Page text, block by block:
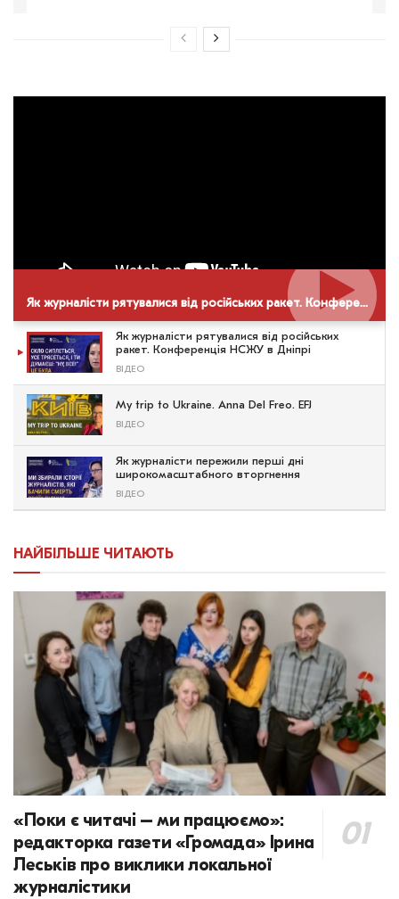
Як журналісти рятувалися від російських ракет. Конференція НСЖУ в Дніпрі
Як журналісти рятувалися від російських
ракет. Конференція НСЖУ в Дніпрі
ВІДЕО
My trip to Ukraine. Anna Del Freo. EFJ
ВІДЕО
Як журналісти пережили перші дні
широкомасштабного вторгнення
ВІДЕО
НАЙБІЛЬШЕ ЧИТАЮТЬ
«Поки є читачі – ми працюємо»:
редакторка газети «Громада» Ірина
Леськів про виклики локальної
журналістики